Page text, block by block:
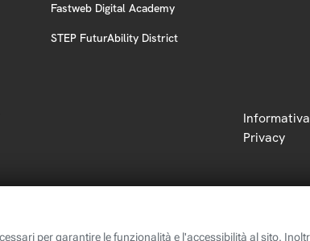
Fastweb Digital Academy
STEP FuturAbility District
Informativa
Privacy